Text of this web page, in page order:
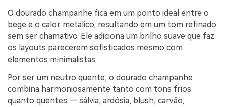
O dourado champanhe fica em um ponto ideal entre o
bege e o calor metálico, resultando em um tom refinado
sem ser chamativo. Ele adiciona um brilho suave que faz
os layouts parecerem sofisticados mesmo com
elementos minimalistas.
Por ser um neutro quente, o dourado champanhe
combina harmoniosamente tanto com tons frios
quanto quentes — sálvia, ardósia, blush, carvão,